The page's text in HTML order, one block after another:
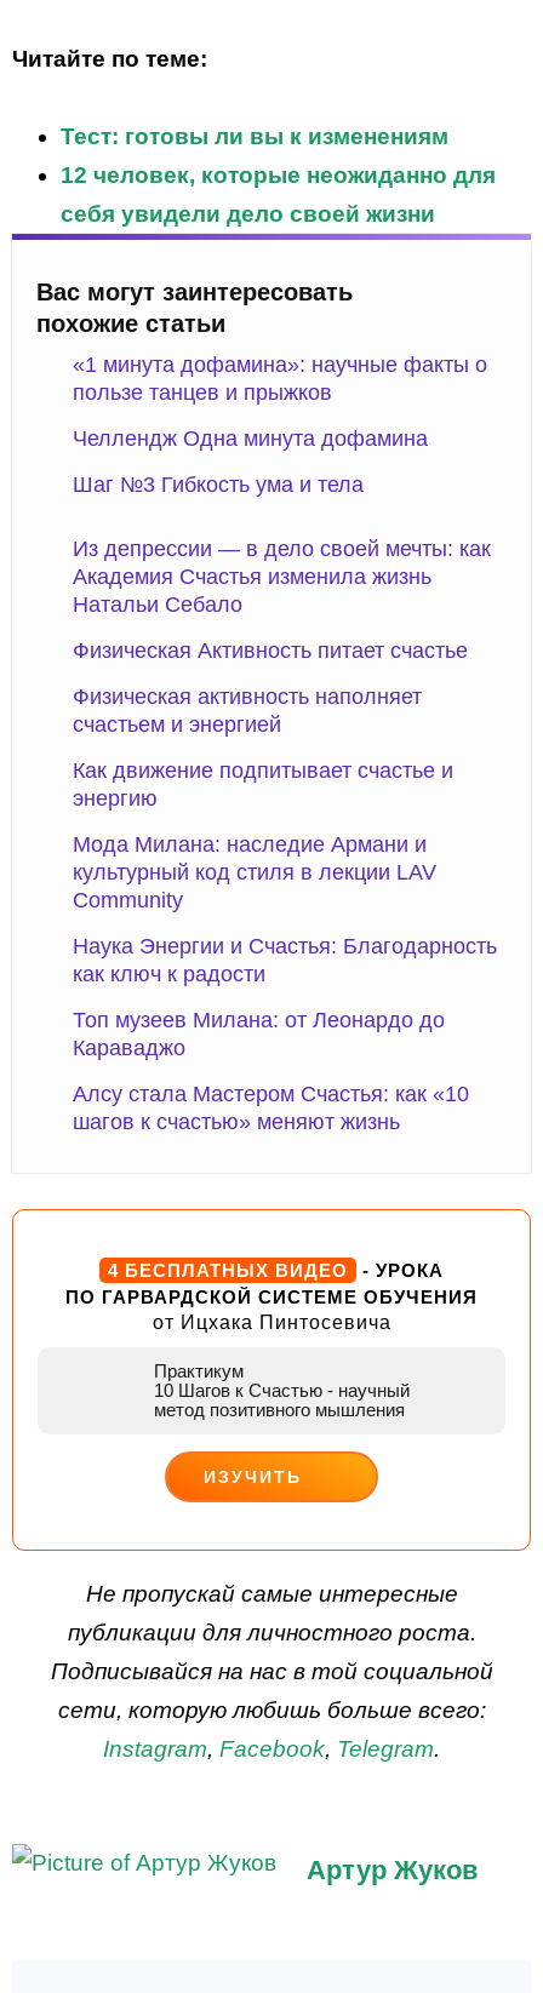
Читайте по теме:
Тест: готовы ли вы к изменениям
12 человек, которые неожиданно для
себя увидели дело своей жизни
Вас могут заинтересовать
похожие статьи
«1 минута дофамина»: научные факты о
пользе танцев и прыжков
Челлендж Одна минута дофамина
Шаг №3 Гибкость ума и тела
Из депрессии — в дело своей мечты: как
Академия Счастья изменила жизнь
Натальи Себало
Физическая Активность питает счастье
Физическая активность наполняет
счастьем и энергией
Как движение подпитывает счастье и
энергию
Мода Милана: наследие Армани и
культурный код стиля в лекции LAV
Community
Наука Энергии и Счастья: Благодарность
как ключ к радости
Топ музеев Милана: от Леонардо до
Караваджо
Алсу стала Мастером Счастья: как «10
шагов к счастью» меняют жизнь
4 БЕСПЛАТНЫХ ВИДЕО
- УРОКА
ПО ГАРВАРДСКОЙ СИСТЕМЕ ОБУЧЕНИЯ
от Ицхака Пинтосевича
Практикум
10 Шагов к Счастью - научный
метод позитивного мышления
ИЗУЧИТЬ
Не пропускай самые интересные
публикации для личностного роста.
Подписывайся на нас в той социальной
сети, которую любишь больше всего:
Instagram, Facebook, Telegram.
Артур Жуков